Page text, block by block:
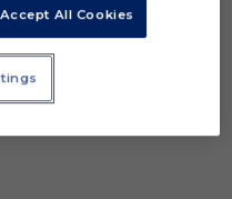
Accept All Cookies